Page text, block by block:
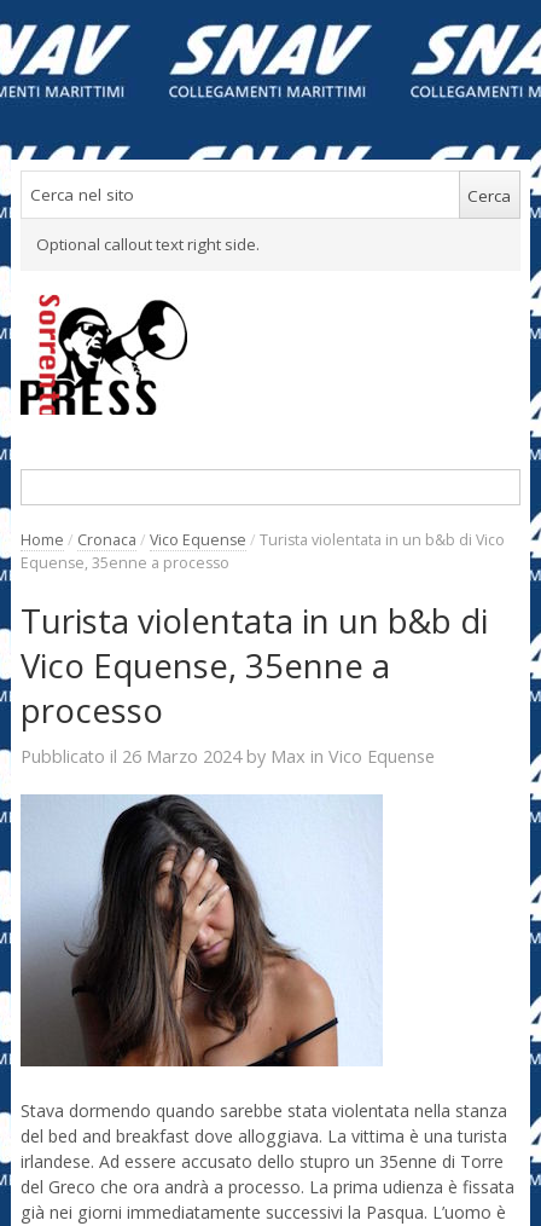
Optional callout text right side.
Home / Cronaca / Vico Equense / Turista violentata in un b&b di Vico
Equense, 35enne a processo
Turista violentata in un b&b di
Vico Equense, 35enne a
processo
Pubblicato il 26 Marzo 2024by Max in Vico Equense
Stava dormendo quando sarebbe stata violentata nella stanza
del bed and breakfast dove alloggiava. La vittima è una turista
irlandese. Ad essere accusato dello stupro un 35enne di Torre
del Greco che ora andrà a processo. La prima udienza è fissata
già nei giorni immediatamente successivi la Pasqua. L’uomo è